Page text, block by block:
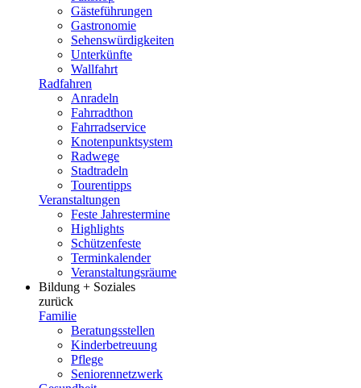
Gästeführungen
Gastronomie
Sehenswürdigkeiten
Unterkünfte
Wallfahrt
Radfahren
Anradeln
Fahrradthon
Fahrradservice
Knotenpunktsystem
Radwege
Stadtradeln
Tourentipps
Veranstaltungen
Feste Jahrestermine
Highlights
Schützenfeste
Terminkalender
Veranstaltungsräume
Bildung + Soziales
zurück
Familie
Beratungsstellen
Kinderbetreuung
Pflege
Seniorennetzwerk